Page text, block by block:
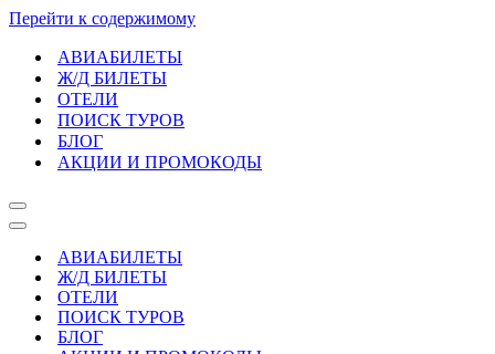
Перейти к содержимому
АВИАБИЛЕТЫ
Ж/Д БИЛЕТЫ
ОТЕЛИ
ПОИСК ТУРОВ
БЛОГ
АКЦИИ И ПРОМОКОДЫ
Меню
навигации
Меню
навигацииАВИАБИЛЕТЫ
Ж/Д БИЛЕТЫ
ОТЕЛИ
ПОИСК ТУРОВ
БЛОГ